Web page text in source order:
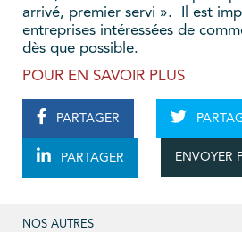
arrivé, premier servi ». Il est
entreprises intéressées de
dès que possible.
POUR EN SAVOIR PLUS
PARTAGER
PARTAGER ENVOYER
NOS AUTRES